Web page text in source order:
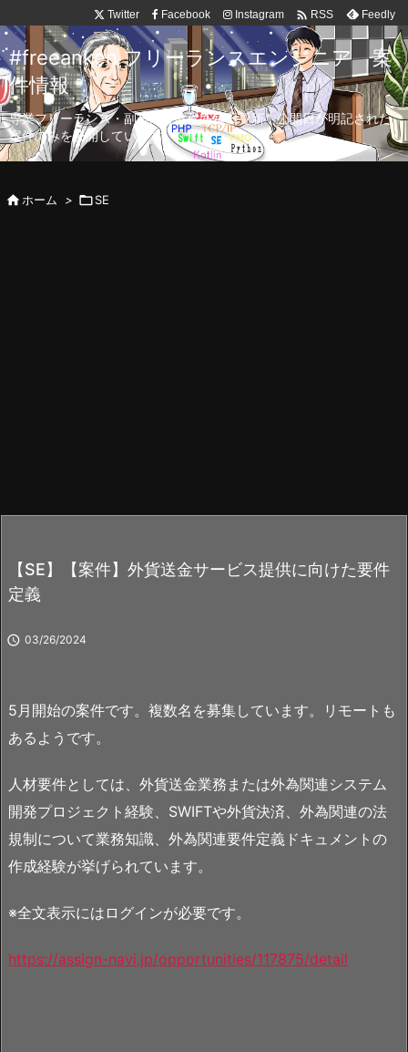
Twitter Facebook Instagram  RSS Feedly
#freeanken フリーランスエンジニア 案
件情報
専業フリーランス・副業向け案件を毎日更新！公開日が明記された
案件のみを公開しています。
ホーム > SE
【SE】【案件】外貨送金サービス提供に向けた要件
定義
 03/26/2024
5月開始の案件です。複数名を募集しています。リモートも
あるようです。
人材要件としては、外貨送金業務または外為関連システム
開発プロジェクト経験、SWIFTや外貨決済、外為関連の法
規制について業務知識、外為関連要件定義ドキュメントの
作成経験が挙げられています。
※全文表示にはログインが必要です。
https://assign-navi.jp/opportunities/117875/detail